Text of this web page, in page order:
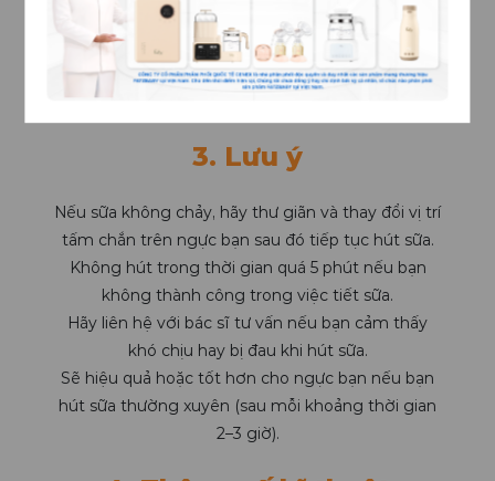
3. Lưu ý
Nếu sữa không chảy, hãy thư giãn và thay đổi vị trí
tấm chắn trên ngực bạn sau đó tiếp tục hút sữa.
Không hút trong thời gian quá 5 phút nếu bạn
không thành công trong việc tiết sữa.
Hãy liên hệ với bác sĩ tư vấn nếu bạn cảm thấy
khó chịu hay bị đau khi hút sữa.
Sẽ hiệu quả hoặc tốt hơn cho ngực bạn nếu bạn
hút sữa thường xuyên (sau mỗi khoảng thời gian
2–3 giờ).